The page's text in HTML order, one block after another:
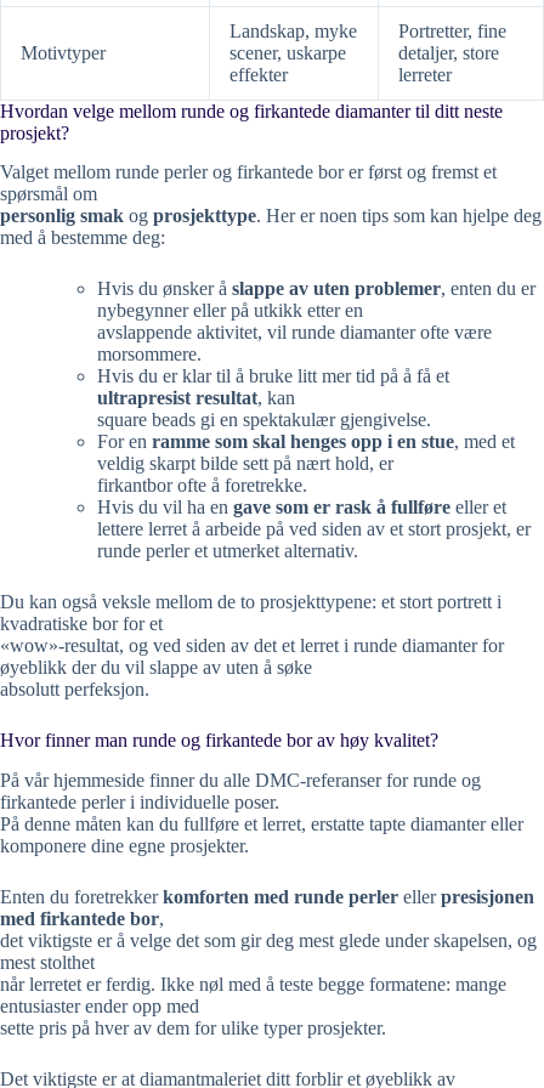
Motivtyper
Landskap, myke
scener, uskarpe
effekter
Portretter, fine
detaljer, store
lerreter
Hvordan velge mellom runde og firkantede diamanter til ditt neste
prosjekt?
Valget mellom runde perler og firkantede bor er først og fremst et
spørsmål om
personlig smak og prosjekttype. Her er noen tips som kan hjelpe deg
med å bestemme deg:
Hvis du ønsker å slappe av uten problemer, enten du er
nybegynner eller på utkikk etter en
avslappende aktivitet, vil runde diamanter ofte være
morsommere.
Hvis du er klar til å bruke litt mer tid på å få et
ultrapresist resultat, kan
square beads gi en spektakulær gjengivelse.
For en ramme som skal henges opp i en stue, med et
veldig skarpt bilde sett på nært hold, er
firkantbor ofte å foretrekke.
Hvis du vil ha en gave som er rask å fullføre eller et
lettere lerret å arbeide på ved siden av et stort prosjekt, er
runde perler et utmerket alternativ.
Du kan også veksle mellom de to prosjekttypene: et stort portrett i
kvadratiske bor for et
«wow»-resultat, og ved siden av det et lerret i runde diamanter for
øyeblikk der du vil slappe av uten å søke
absolutt perfeksjon.
Hvor finner man runde og firkantede bor av høy kvalitet?
På vår hjemmeside finner du alle DMC-referanser for runde og
firkantede perler i individuelle poser.
På denne måten kan du fullføre et lerret, erstatte tapte diamanter eller
komponere dine egne prosjekter.
Enten du foretrekkerkomforten med runde perler ellerpresisjonen
med firkantede bor,
det viktigste er å velge det som gir deg mest glede under skapelsen, og
mest stolthet
når lerretet er ferdig. Ikke nøl med å teste begge formatene: mange
entusiaster ender opp med
sette pris på hver av dem for ulike typer prosjekter.
Det viktigste er at diamantmaleriet ditt forblir et øyeblikk av